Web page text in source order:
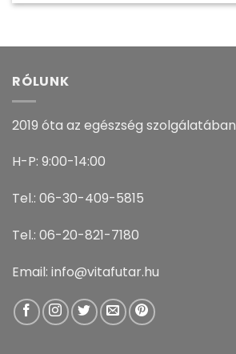
RÓLUNK
2019 óta az egészség szolgálatában
H-P: 9:00-14:00
Tel.: 06-30-409-5815
Tel.: 06-20-821-7180
Email: info@vitafutar.hu